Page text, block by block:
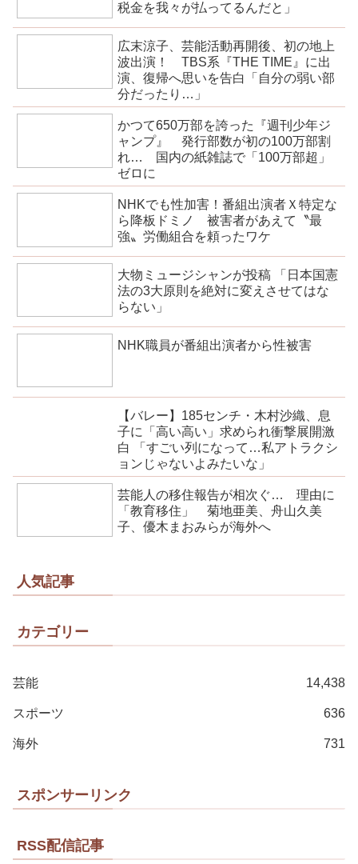
税金を我々が払ってるんだと」
広末涼子、芸能活動再開後、初の地上
波出演！ TBS系『THE TIME』に出
演、復帰へ思いを告白「自分の弱い部
分だったり…」
かつて650万部を誇った『週刊少年ジ
ャンプ』 発行部数が初の100万部割
れ… 国内の紙雑誌で「100万部超」
ゼロに
NHKでも性加害！番組出演者Ｘ特定な
ら降板ドミノ 被害者があえて〝最
強〟労働組合を頼ったワケ
大物ミュージシャンが投稿 「日本国憲
法の3大原則を絶対に変えさせてはな
らない」
NHK職員が番組出演者から性被害
【バレー】185センチ・木村沙織、息
子に「高い高い」求められ衝撃展開激
白 「すごい列になって…私アトラクシ
ョンじゃないよみたいな」
芸能人の移住報告が相次ぐ… 理由に
「教育移住」 菊地亜美、舟山久美
子、優木まおみらが海外へ
人気記事
カテゴリー
芸能 14,438
スポーツ 636
海外 731
スポンサーリンク
RSS配信記事